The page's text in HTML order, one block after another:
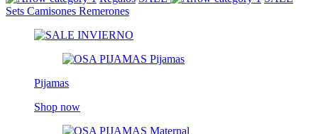
Sets Camisones Remerones
Pijamas
Shop now